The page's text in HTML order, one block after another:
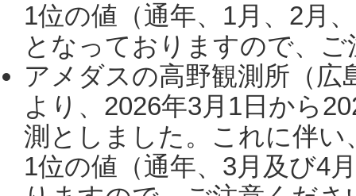
1位の値（通年、1月、2月
となっておりますので、
アメダスの高野観測所（
より、2026年3月1日から
測としました。これに伴い
1位の値（通年、3月及び4